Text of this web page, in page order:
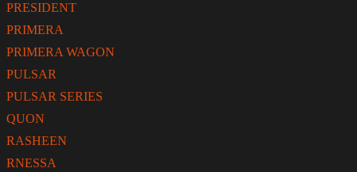
PRESIDENT
PRIMERA
PRIMERA WAGON
PULSAR
PULSAR SERIES
QUON
RASHEEN
RNESSA